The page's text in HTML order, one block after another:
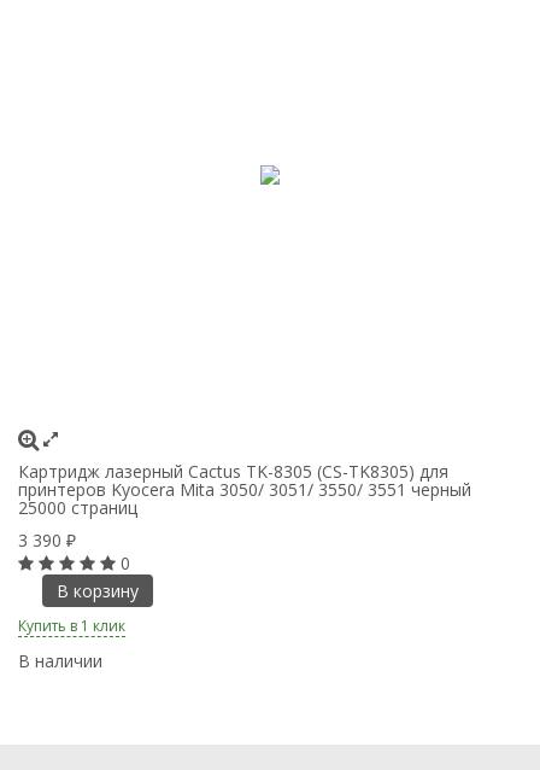
Картридж лазерный Cactus TK-8305 (CS-TK8305) для
принтеров Kyocera Mita 3050/ 3051/ 3550/ 3551 черный
25000 страниц
3 390 ₽
0
В корзину
Купить в 1 клик
В наличии